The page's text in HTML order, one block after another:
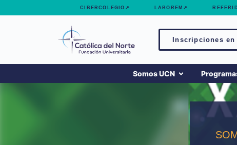
CIBERCOLEGIO↗ LABOREM↗
Inscripciones
Somos UCN